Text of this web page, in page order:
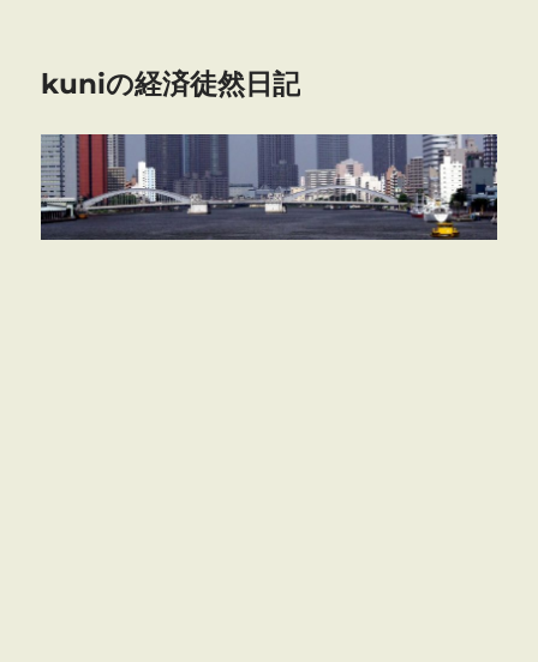
kuniの経済徒然日記